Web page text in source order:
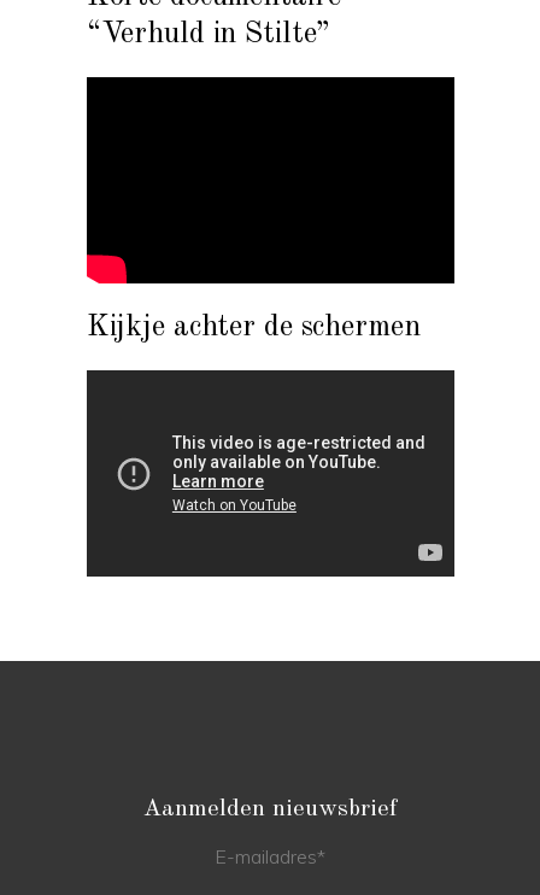
“Verhuld in Stilte”
Kijkje achter de schermen
Aanmelden nieuwsbrief
E-mailadres*